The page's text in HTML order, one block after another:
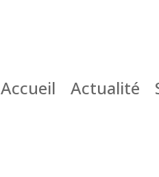
Accueil Actualité